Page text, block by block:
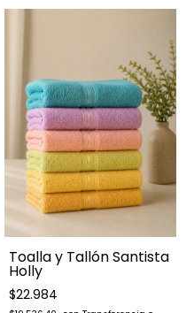
Toalla y Tallón Santista
Holly
$22.984